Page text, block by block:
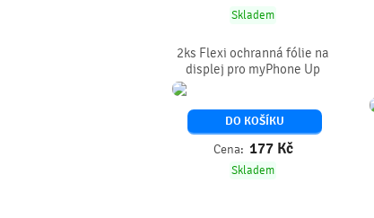
Skladem
2ks Flexi ochranná fólie na
displej pro myPhone Up
DO KOŠÍKU
Cena: 177 Kč
Skladem